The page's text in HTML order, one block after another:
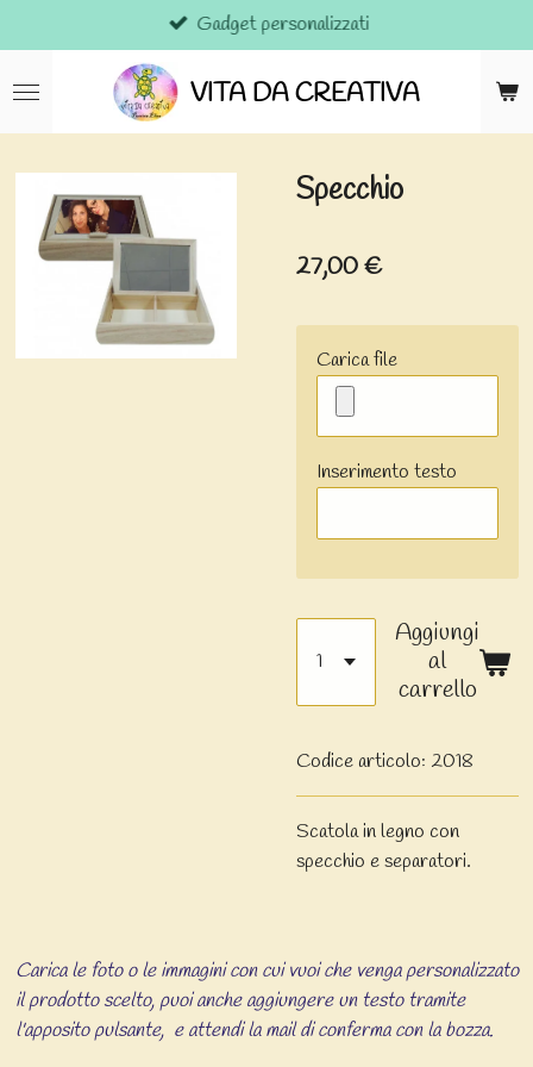
al
contenuto
VITA DA CREATIVA
Gadget personalizzati
Specchio
27,00 €
Carica file
Inserimento testo
Aggiungi
al
carrello
Codice articolo: 2018
Scatola in legno con
specchio e separatori.
Carica le foto o le immagini con cui vuoi che venga personalizzato
il prodotto scelto, puoi anche aggiungere un testo tramite
l'apposito pulsante, e attendi la mail di conferma con la bozza.